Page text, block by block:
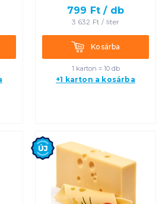
Termék neve A-Z
Termék neve Z-A
799 Ft / db
3 632 Ft / liter
KosárbaKosárba
1 karton = 10 db
+1 karton a kosárba
Új